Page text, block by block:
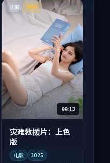
法国 院线
99:12
灾难救援片：上色
版
电影 2025